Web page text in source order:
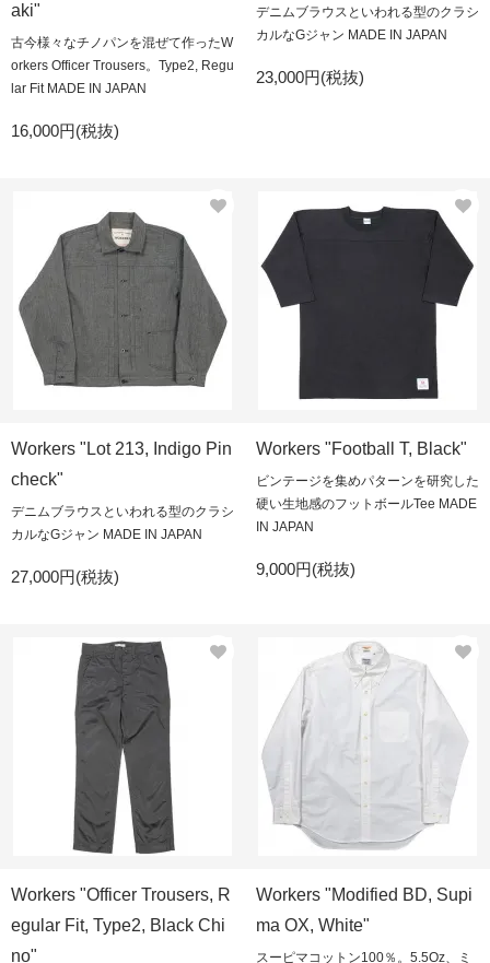
aki"
古今様々なチノパンを混ぜて作ったW
orkers Officer Trousers。Type2, Regu
lar Fit MADE IN JAPAN
16,000円(税抜)
デニムブラウスといわれる型のクラシ
カルなGジャン MADE IN JAPAN
23,000円(税抜)
Workers "Lot 213, Indigo Pin
check"
デニムブラウスといわれる型のクラシ
カルなGジャン MADE IN JAPAN
27,000円(税抜)
Workers "Football T, Black"
ビンテージを集めパターンを研究した
硬い生地感のフットボールTee MADE
IN JAPAN
9,000円(税抜)
Workers "Officer Trousers, R
egular Fit, Type2, Black Chi
no"
Workers "Modified BD, Supi
ma OX, White"
スーピマコットン100％。5.5Oz、ミ